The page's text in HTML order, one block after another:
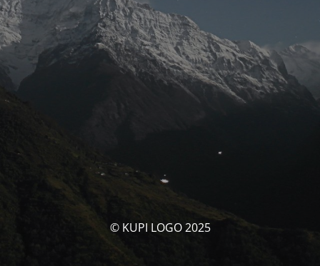
© KUPI LOGO 2025